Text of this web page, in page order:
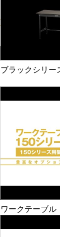
ブラックシリー
ワークテーブ